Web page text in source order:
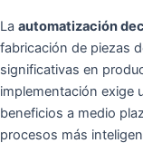
La automatización
fabricación de piezas
significativas en
implementación exige
beneficios a medio
procesos más